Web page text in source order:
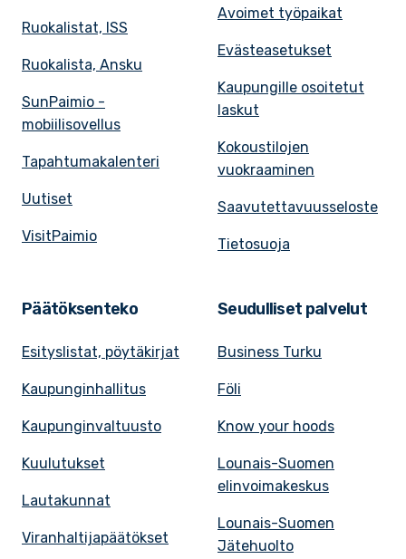
Ruokalistat, ISS
Ruokalista, Ansku
SunPaimio -
mobiilisovellus
Tapahtumakalenteri
Uutiset
VisitPaimio
Avoimet työpaikat
Evästeasetukset
Kaupungille osoitetut
laskut
Kokoustilojen
vuokraaminen
Saavutettavuusseloste
Tietosuoja
Päätöksenteko
Esityslistat, pöytäkirjat
Kaupunginhallitus
Kaupunginvaltuusto
Kuulutukset
Lautakunnat
Viranhaltijapäätökset
Seudulliset palvelut
Business Turku
Föli
Know your hoods
Lounais-Suomen
elinvoimakeskus
Lounais-Suomen
Jätehuolto